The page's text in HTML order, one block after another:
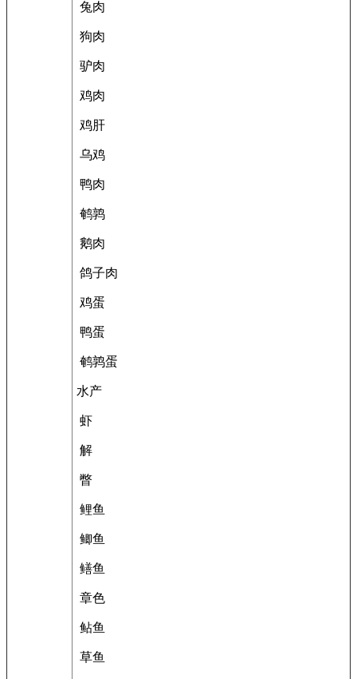
兔肉
狗肉
驴肉
鸡肉
鸡肝
乌鸡
鸭肉
鹌鹑
鹅肉
鸽子肉
鸡蛋
鸭蛋
鹌鹑蛋
水产
虾
解
瞥
鲤鱼
鲫鱼
鳝鱼
章色
鲇鱼
草鱼